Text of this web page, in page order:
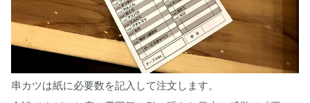
串カツは紙に必要数を記入して注文します。